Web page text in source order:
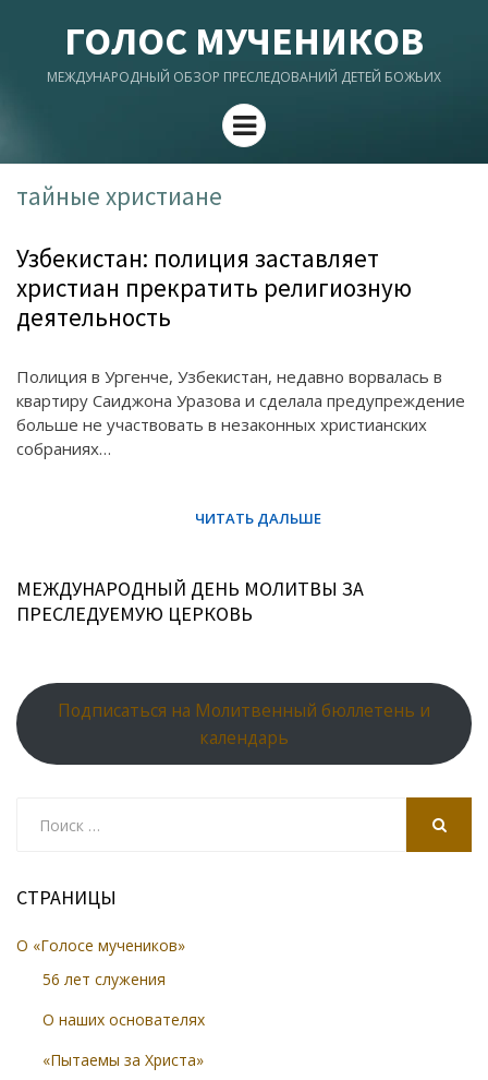
ГОЛОС МУЧЕНИКОВ
МЕЖДУНАРОДНЫЙ ОБЗОР ПРЕСЛЕДОВАНИЙ ДЕТЕЙ БОЖЬИХ
Menu
тайные христиане
Узбекистан: полиция заставляет
христиан прекратить религиозную
деятельность
Полиция в Ургенче, Узбекистан, недавно ворвалась в
квартиру Саиджона Уразова и сделала предупреждение
больше не участвовать в незаконных христианских
собраниях…
МЕЖДУНАРОДНЫЙ ДЕНЬ МОЛИТВЫ ЗА
ПРЕСЛЕДУЕМУЮ ЦЕРКОВЬ
Подписаться на Молитвенный бюллетень и
календарь
СТРАНИЦЫ
О «Голосе мучеников»
56 лет служения
О наших основателях
«Пытаемы за Христа»